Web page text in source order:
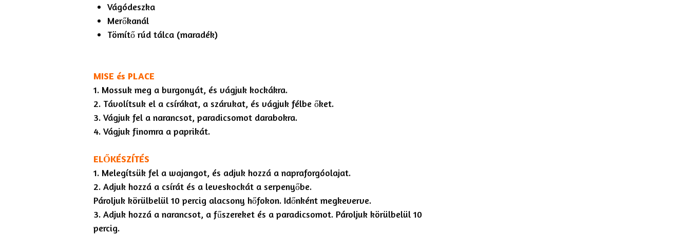
Vágódeszka
Merőkanál
Tömítő rúd tálca (maradék)
MISE és PLACE
1. Mossuk meg a burgonyát, és vágjuk kockákra.
2. Távolítsuk el a csírákat, a szárukat, és vágjuk félbe őket.
3. Vágjuk fel a narancsot, paradicsomot darabokra.
4. Vágjuk finomra a paprikát.
ELŐKÉSZÍTÉS
1. Melegítsük fel a wajangot, és adjuk hozzá a napraforgóolajat.
2. Adjuk hozzá a csírát és a leveskockát a serpenyőbe.
Pároljuk körülbelül 10 percig alacsony hőfokon. Időnként megkeverve.
3. Adjuk hozzá a narancsot, a fűszereket és a paradicsomot. Pároljuk körülbelül 10
percig.